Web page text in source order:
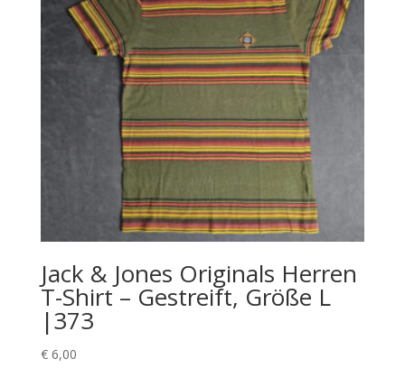
Jack & Jones Originals Herren
T-Shirt – Gestreift, Größe L
|373
€6,00